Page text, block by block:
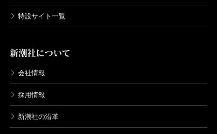
特設サイト一覧
新潮社について
会社情報
採用情報
新潮社の沿革